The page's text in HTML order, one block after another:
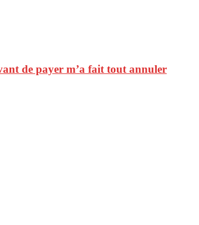
de payer m’a fait tout annuler